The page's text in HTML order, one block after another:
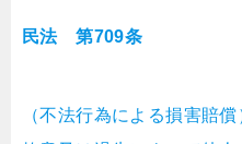
民法 第709条
（不法行為による損害賠償